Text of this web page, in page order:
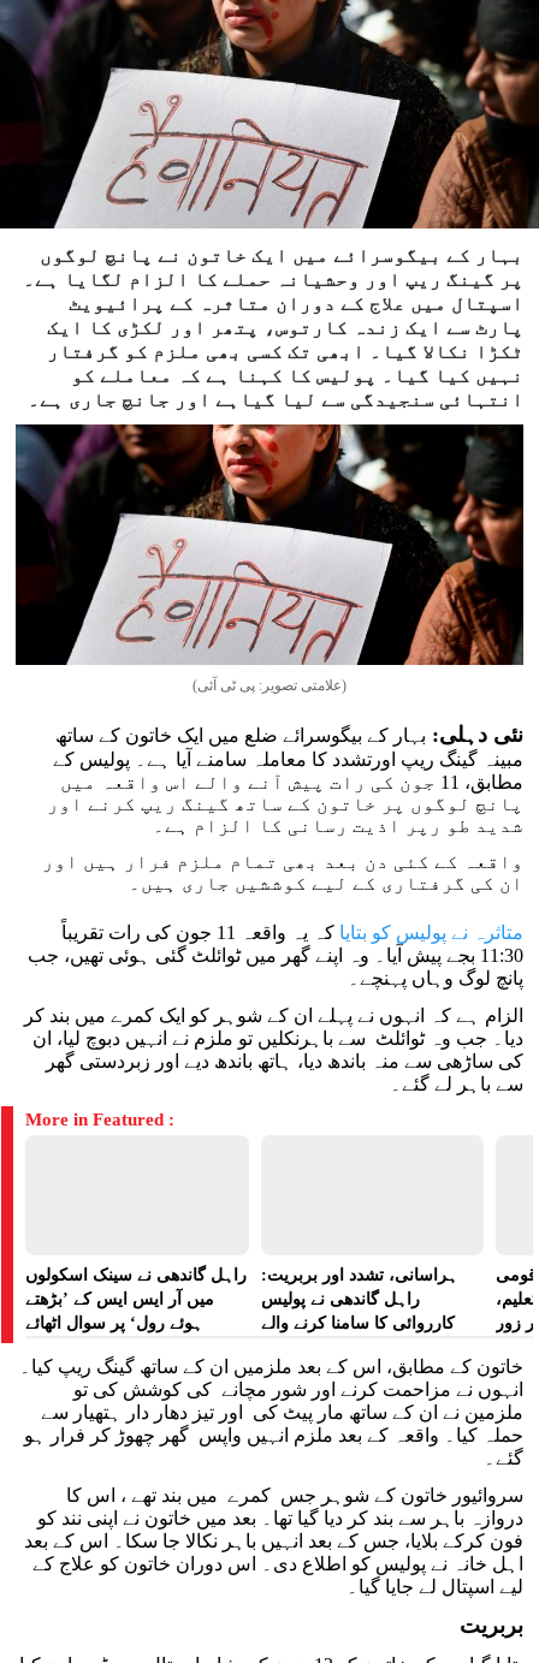
بہار کے بیگوسرائے میں ایک خاتون نے پانچ لوگوں
پر گینگ ریپ اور وحشیانہ حملے کا الزام لگایا ہے۔
اسپتال میں علاج کے دوران متاثرہ کے پرائیویٹ
پارٹ سے ایک زندہ کارتوس، پتھر اور لکڑی کا ایک
ٹکڑا نکالا گیا۔ ابھی تک کسی بھی ملزم کو گرفتار
نہیں کیا گیا۔ پولیس کا کہنا ہے کہ معاملے کو
انتہائی سنجیدگی سے لیا گیاہے اور جانچ جاری ہے۔
(علامتی تصویر: پی ٹی آئی)
نئی دہلی: بہار کے بیگوسرائے ضلع میں ایک خاتون کے ساتھ
مبینہ گینگ ریپ اورتشدد کا معاملہ سامنے آیا ہے۔ پولیس کے
مطابق، 11 جون کی رات پیش آنے والے اس واقعہ میں
پانچ لوگوں پر خاتون کے ساتھ گینگ ریپ کرنے اور
شدید طو رپر اذیت رسانی کا الزام ہے۔
واقعہ کے کئی دن بعد بھی تمام ملزم فرار ہیں اور
ان کی گرفتاری کے لیے کوششیں جاری ہیں۔
متاثرہ نے پولیس کو بتایا
کہ یہ واقعہ 11 جون کی رات تقریباً
11:30 بجے پیش آیا۔ وہ اپنے گھر میں ٹوائلٹ گئی ہوئی تھیں، جب
پانچ لوگ وہاں پہنچے۔
الزام ہے کہ انہوں نے پہلے ان کے شوہر کو ایک کمرے میں بند کر
دیا۔ جب وہ ٹوائلٹ سے باہرنکلیں تو ملزم نے انہیں دبوچ لیا، ان
کی ساڑھی سے منہ باندھ دیا، ہاتھ باندھ دیے اور زبردستی گھر
سے باہر لے گئے۔
More in Featured :
راہل گاندھی نے سینک اسکولوں
میں آر ایس ایس کے ’بڑھتے
ہوئے رول‘ پر سوال اٹھائے
ہراسانی، تشدد اور بربریت:
راہل گاندھی نے پولیس
کارروائی کا سامنا کرنے والے
قومی
زور
خاتون کے مطابق، اس کے بعد ملزمیں ان کے ساتھ گینگ ریپ کیا۔
انہوں نے مزاحمت کرنے اور شور مچانے کی کوشش کی تو
ملزمین نے ان کے ساتھ مار پیٹ کی اور تیز دھار دار ہتھیار سے
حملہ کیا۔ واقعہ کے بعد ملزم انہیں واپس گھر چھوڑ کر فرار ہو
گئے۔
سروائیور خاتون کے شوہر جس کمرے میں بند تھے ، اس کا
دروازہ باہر سے بند کر دیا گیا تھا۔ بعد میں خاتون نے اپنی نند کو
فون کرکے بلایا، جس کے بعد انہیں باہر نکالا جا سکا۔ اس کے بعد
اہل خانہ نے پولیس کو اطلاع دی۔ اس دوران خاتون کو علاج کے
لیے اسپتال لے جایا گیا۔
بربریت